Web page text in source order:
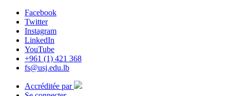
Facebook
Twitter
Instagram
LinkedIn
YouTube
+961 (1) 421 368
fs@usj.edu.lb
Accréditée par